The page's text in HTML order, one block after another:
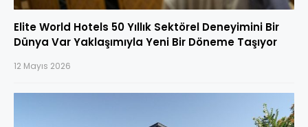
Elite World Hotels 50 Yıllık Sektörel Deneyimini Bir
Dünya Var Yaklaşımıyla Yeni Bir Döneme Taşıyor
12 Mayıs 2026